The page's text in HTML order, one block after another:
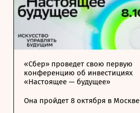
«Сбер» проведет свою первую
конференцию об инвестициях
«Настоящее — будущее»
Она пройдет 8 октября в Москве